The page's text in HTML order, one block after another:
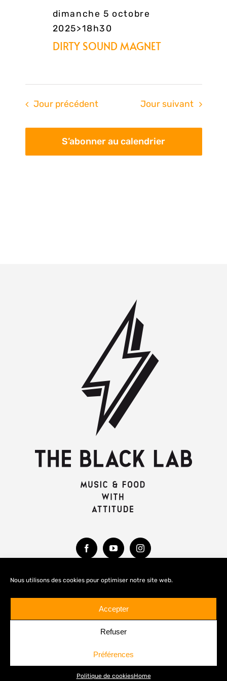
Nous utilisons des cookies pour optimiser notre site web.
Accepter
Refuser
Préférences
Politique de cookiesHome
dimanche 5 octobre
2025>18h30
DIRTY SOUND MAGNET
Jour précédent Jour suivant
S’abonner au calendrier
MENTIONS LÉGALES
© Copyright 2020 - 2026 THE BLACK LAB